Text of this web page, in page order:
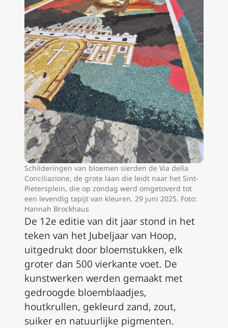
Schilderingen van bloemen sierden de Via della
Conciliazione, de grote laan die leidt naar het Sint-
Pietersplein, die op zondag werd omgetoverd tot
een levendig tapijt van kleuren. 29 juni 2025. Foto:
Hannah Brockhaus
De 12e editie van dit jaar stond in het
teken van het Jubeljaar van Hoop,
uitgedrukt door bloemstukken, elk
groter dan 500 vierkante voet. De
kunstwerken werden gemaakt met
gedroogde bloemblaadjes,
houtkrullen, gekleurd zand, zout,
suiker en natuurlijke pigmenten.